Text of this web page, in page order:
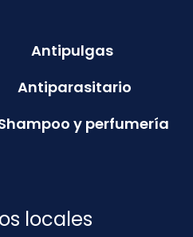
Antipulgas
Antiparasitario
y perfumería
locales